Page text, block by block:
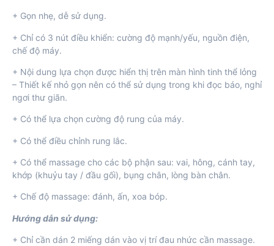
+ Gọn nhẹ, dễ sử dụng.
+ Chỉ có 3 nút điều khiển: cường độ mạnh/yếu, nguồn điện,
chế độ máy.
+ Nội dung lựa chọn được hiển thị trên màn hình tinh thể lỏng
– Thiết kế nhỏ gọn nên có thể sử dụng trong khi đọc báo, nghỉ
ngơi thư giãn.
+ Có thể lựa chọn cường độ rung của máy.
+ Có thể điều chỉnh rung lắc.
+ Có thể massage cho các bộ phận sau: vai, hông, cánh tay,
khớp (khuỷu tay / đầu gối), bụng chân, lòng bàn chân.
+ Chế độ massage: đánh, ấn, xoa bóp.
Hướng dẫn sử dụng:
+ Chỉ cần dán 2 miếng dán vào vị trí đau nhức cần massage.